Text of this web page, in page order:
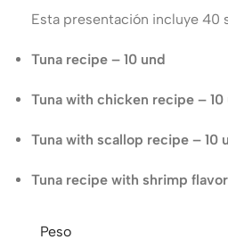
Esta presentación incluye 40
Tuna recipe – 10 und
Tuna with chicken recipe – 10
Tuna with scallop recipe – 10
Tuna recipe with shrimp
Peso